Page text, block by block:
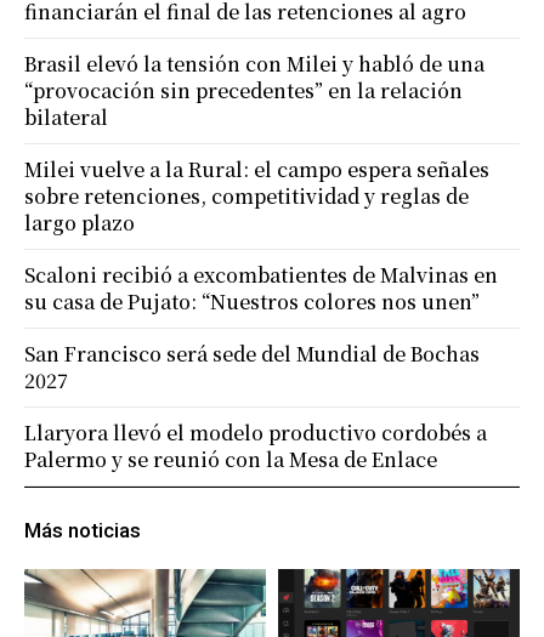
Más noticias
financiarán el final de las retenciones al agro
Brasil elevó la tensión con Milei y habló de una
“provocación sin precedentes” en la relación
bilateral
Milei vuelve a la Rural: el campo espera señales
sobre retenciones, competitividad y reglas de
largo plazo
Scaloni recibió a excombatientes de Malvinas en
su casa de Pujato: “Nuestros colores nos unen”
San Francisco será sede del Mundial de Bochas
2027
Llaryora llevó el modelo productivo cordobés a
Palermo y se reunió con la Mesa de Enlace